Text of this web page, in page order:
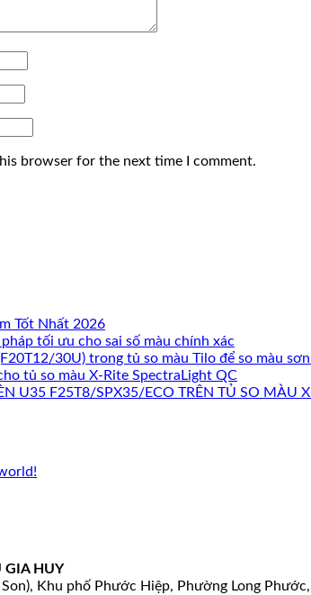
browser for the next time I comment.
Tốt Nhất 2026
tối ưu cho sai số màu chính xác
30U) trong tủ so màu Tilo để so màu
tủ so màu X-Rite SpectraLight QC
U35 F25T8/SPX35/ECO TRÊN TỦ SO MÀU
GIA HUY
Khu phố Phước Hiệp, Phường Long